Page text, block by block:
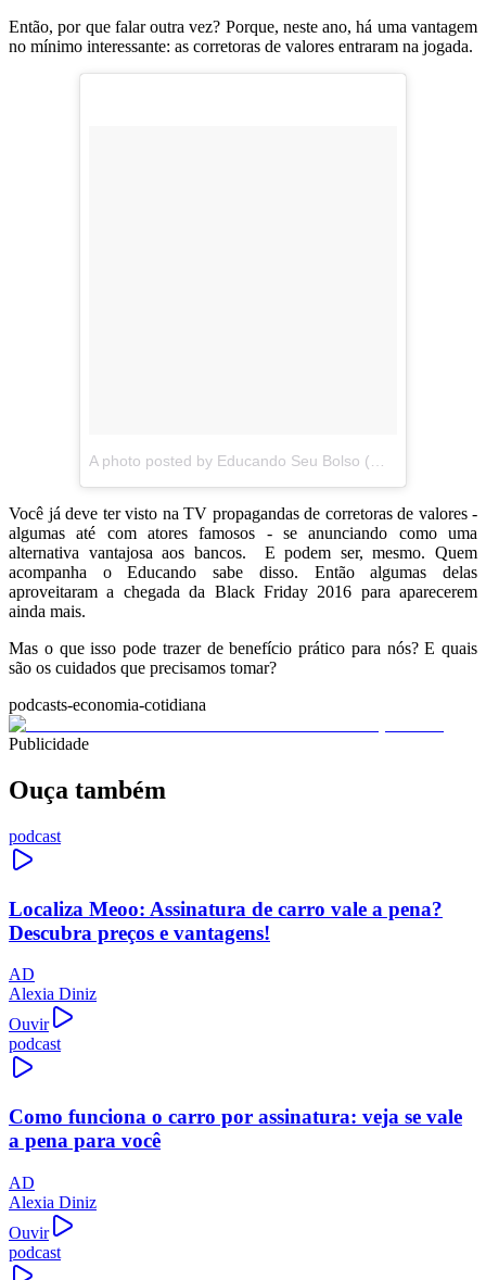
Então, por que falar outra vez? Porque, neste ano, há uma vantagem
no mínimo interessante: as corretoras de valores entraram na jogada.
Você já deve ter visto na TV propagandas de corretoras de valores -
algumas até com atores famosos - se anunciando como uma
alternativa vantajosa aos bancos. E podem ser, mesmo. Quem
acompanha o Educando sabe disso. Então algumas delas
aproveitaram a chegada da Black Friday 2016 para aparecerem
ainda mais.
Mas o que isso pode trazer de benefício prático para nós? E quais
são os cuidados que precisamos tomar?
podcasts-economia-cotidiana
Publicidade
Ouça também
podcast
Localiza Meoo: Assinatura de carro vale a pena?
Descubra preços e vantagens!
AD
Alexia Diniz
Ouvir
podcast
Como funciona o carro por assinatura: veja se vale
a pena para você
AD
Alexia Diniz
Ouvir
podcast